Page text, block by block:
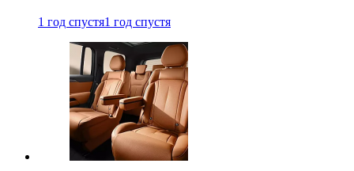
1 год спустя1 год спустя